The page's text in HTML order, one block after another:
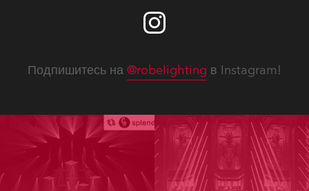
Подпишитесь на @robelighting в Instagram!